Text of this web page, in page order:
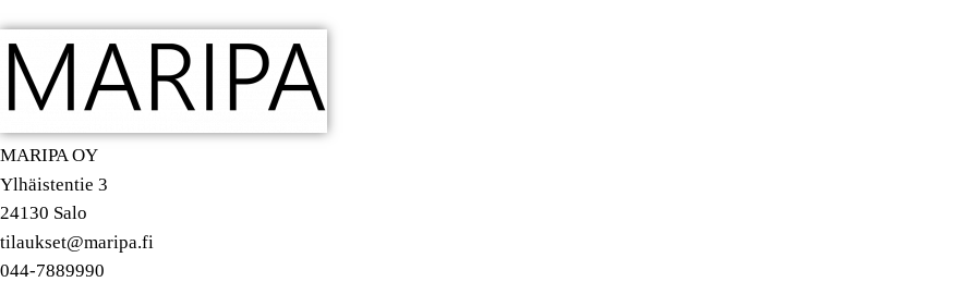
MARIPA OY
Ylhäistentie 3
24130 Salo
tilaukset@maripa.fi
044-7889990